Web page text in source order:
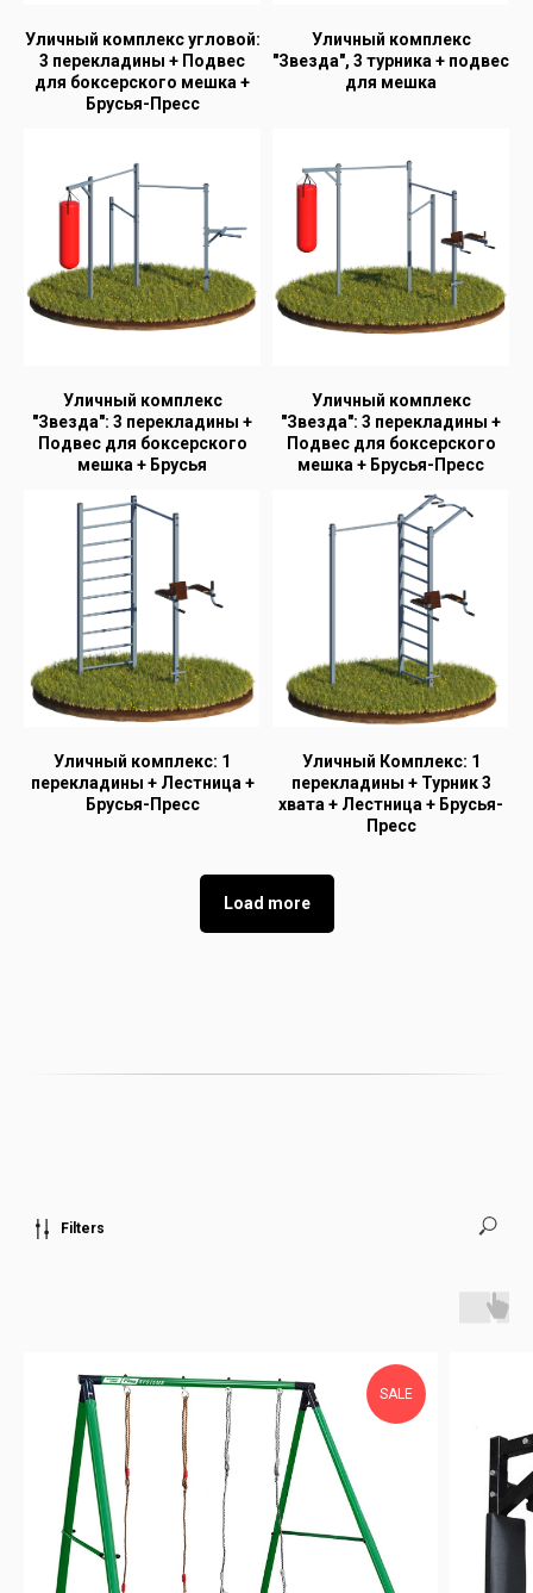
Уличный комплекс угловой:
3 перекладины + Подвес
для боксерского мешка +
Брусья-Пресс
Уличный комплекс
"Звезда", 3 турника + подвес
для мешка
Уличный комплекс
"Звезда": 3 перекладины +
Подвес для боксерского
мешка + Брусья
Уличный комплекс
"Звезда": 3 перекладины +
Подвес для боксерского
мешка + Брусья-Пресс
Уличный комплекс: 1
перекладины + Лестница +
Брусья-Пресс
Уличный Комплекс: 1
перекладины + Турник 3
хвата + Лестница + Брусья-
Пресс
Load more
Filters
SALE